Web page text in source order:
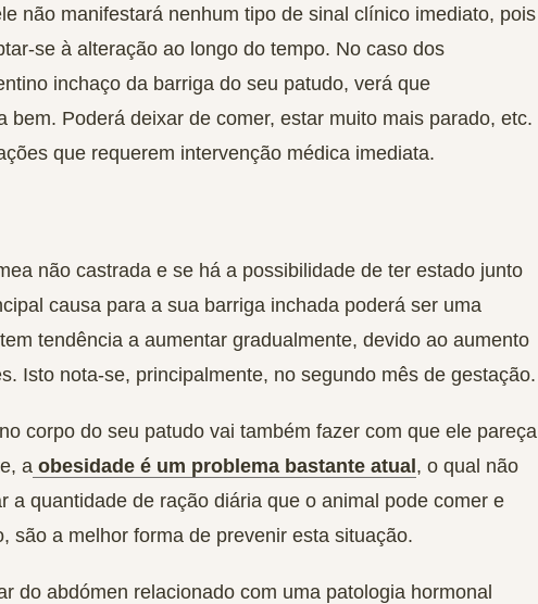
não manifestará nenhum tipo de sinal clínico imediato, pois
se à alteração ao longo do tempo. No caso dos
inchaço da barriga do seu patudo, verá que
bem. Poderá deixar de comer, estar muito mais parado, etc.
que requerem intervenção médica imediata.
não castrada e se há a possibilidade de ter estado junto
causa para a sua barriga inchada poderá ser uma
tendência a aumentar gradualmente, devido ao aumento
Isto nota-se, principalmente, no segundo mês de gestação.
corpo do seu patudo vai também fazer com que ele pareça
a obesidade é um problema bastante atual , o qual não
a quantidade de ração diária que o animal pode comer e
são a melhor forma de prevenir esta situação.
do abdómen relacionado com uma patologia hormonal